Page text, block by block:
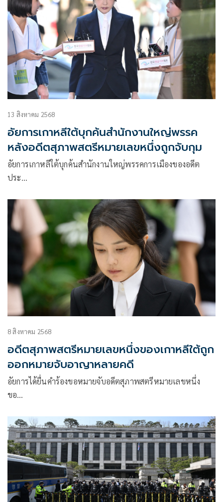
13 สิงหาคม 2568
อัยการเกาหลีใต้บุกค้นสำนักงานใหญ่พรรค
หลังอดีตสุภาพสตรีหมายเลขหนึ่งถูกจับกุม
อัยการเกาหลีใต้บุกค้นสำนักงานใหญ่พรรคการเมืองของอดีต
ประ…
8 สิงหาคม 2568
อดีตสุภาพสตรีหมายเลขหนึ่งของเกาหลีใต้ถูก
ออกหมายจับอาญาหลายคดี
อัยการได้ยื่นคำร้องขอหมายจับอดีตสุภาพสตรีหมายเลขหนึ่ง
ขอ…